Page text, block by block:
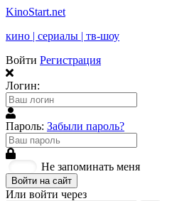
KinoStart.net
кино | сериалы | тв-шоу
Войти Регистрация
Логин:
Пароль: Забыли пароль?
Не запоминать меня
Войти на сайт
Или войти через